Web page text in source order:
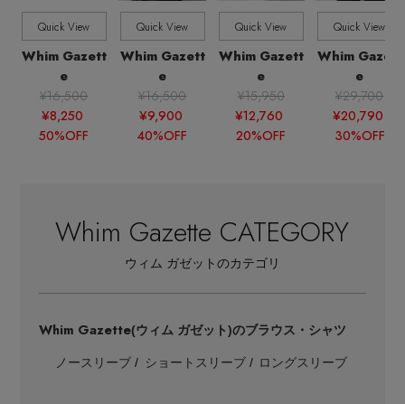
Stay in the Loop
Quick View
Whim Gazett
e
¥16,500
¥8,250
50%OFF
Quick View
Whim Gazett
e
¥16,500
¥9,900
40%OFF
Quick View
Whim Gazett
e
¥15,950
¥12,760
20%OFF
Quick View
Whim Gazett
e
¥29,700
¥20,790
30%OFF
Whim Gazette CATEGORY
ウィム ガゼットのカテゴリ
Whim Gazette(ウィム ガゼット)のブラウス・シャツ
ノースリーブ ショートスリーブ ロングスリーブ